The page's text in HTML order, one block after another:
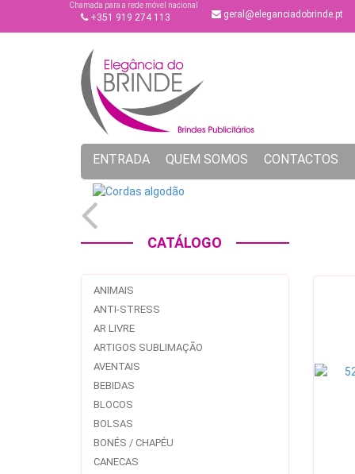
Chamada para a rede móvel nacional
+351 919 274 113 geral@eleganciadobrinde.pt
ENTRADA QUEM SOMOS CONTACTOS
CATÁLOGO
ANIMAIS
ANTI-STRESS
AR LIVRE
ARTIGOS SUBLIMAÇÃO
AVENTAIS
BEBIDAS
BLOCOS
BOLSAS
BONÉS / CHAPÉU
CANECAS